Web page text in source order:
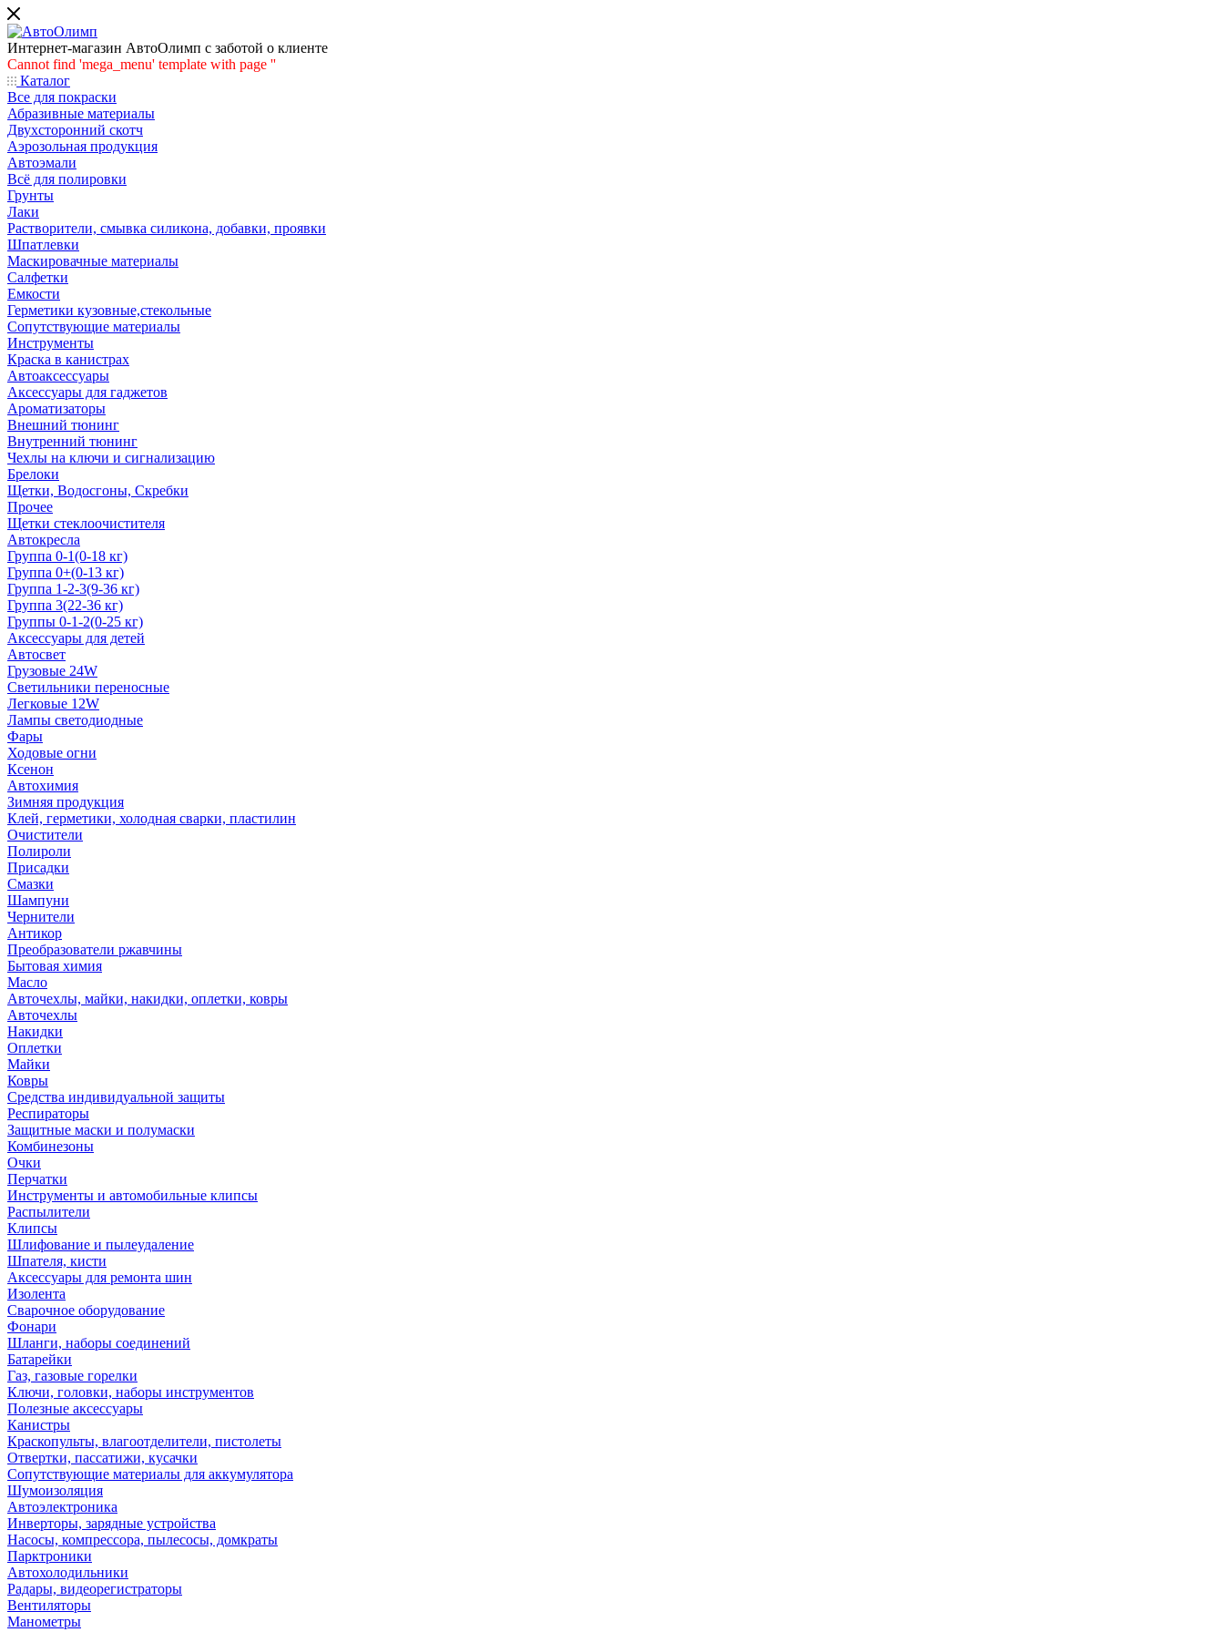
Интернет-магазин АвтоОлимп с заботой о клиенте
Cannot find 'mega_menu' template with page ''
Каталог
Все для покраски
Абразивные материалы
Двухсторонний скотч
Аэрозольная продукция
Автоэмали
Всё для полировки
Грунты
Лаки
Растворители, смывка силикона, добавки, проявки
Шпатлевки
Маскировачные материалы
Салфетки
Емкости
Герметики кузовные,стекольные
Сопутствующие материалы
Инструменты
Краска в канистрах
Автоаксессуары
Аксессуары для гаджетов
Ароматизаторы
Внешний тюнинг
Внутренний тюнинг
Чехлы на ключи и сигнализацию
Брелоки
Щетки, Водосгоны, Скребки
Прочее
Щетки стеклоочистителя
Автокресла
Группа 0-1(0-18 кг)
Группа 0+(0-13 кг)
Группа 1-2-3(9-36 кг)
Группа 3(22-36 кг)
Группы 0-1-2(0-25 кг)
Аксессуары для детей
Автосвет
Грузовые 24W
Светильники переносные
Легковые 12W
Лампы светодиодные
Фары
Ходовые огни
Ксенон
Автохимия
Зимняя продукция
Клей, герметики, холодная сварки, пластилин
Очистители
Полироли
Присадки
Смазки
Шампуни
Чернители
Антикор
Преобразователи ржавчины
Бытовая химия
Масло
Авточехлы, майки, накидки, оплетки, ковры
Авточехлы
Накидки
Оплетки
Майки
Ковры
Средства индивидуальной защиты
Респираторы
Защитные маски и полумаски
Комбинезоны
Очки
Перчатки
Инструменты и автомобильные клипсы
Распылители
Клипсы
Шлифование и пылеудаление
Шпателя, кисти
Аксессуары для ремонта шин
Изолента
Сварочное оборудование
Фонари
Шланги, наборы соединений
Батарейки
Газ, газовые горелки
Ключи, головки, наборы инструментов
Полезные аксессуары
Канистры
Краскопульты, влагоотделители, пистолеты
Отвертки, пассатижи, кусачки
Сопутствующие материалы для аккумулятора
Шумоизоляция
Автоэлектроника
Инверторы, зарядные устройства
Насосы, компрессора, пылесосы, домкраты
Парктроники
Автохолодильники
Радары, видеорегистраторы
Вентиляторы
Манометры